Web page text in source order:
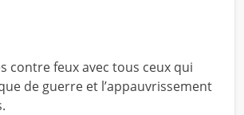
contre feux avec tous ceux qui
de guerre et l’appauvrissement